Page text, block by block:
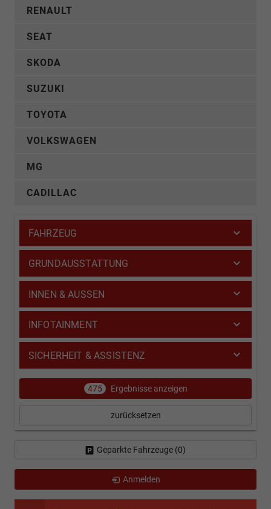
RENAULT
SEAT
SKODA
SUZUKI
TOYOTA
VOLKSWAGEN
MG
CADILLAC
FAHRZEUG
GRUNDAUSSTATTUNG
INNEN & AUSSEN
INFOTAINMENT
SICHERHEIT & ASSISTENZ
475 Ergebnisse anzeigen
zurücksetzen
Geparkte Fahrzeuge (0)
Anmelden